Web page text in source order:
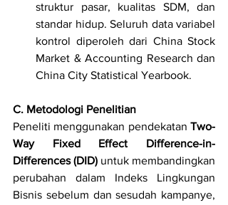
struktur pasar, kualitas SDM, dan
standar hidup. Seluruh data variabel
kontrol diperoleh dari China Stock
Market & Accounting Research dan
China City Statistical Yearbook.
C. Metodologi Penelitian
Peneliti menggunakan pendekatan Two-
Way Fixed Effect Difference-in-
Differences (DID) untuk membandingkan
perubahan dalam Indeks Lingkungan
Bisnis sebelum dan sesudah kampanye,